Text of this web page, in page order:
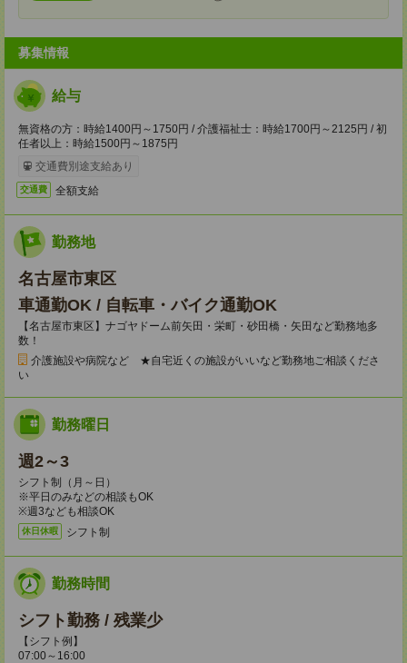
募集情報
給与
無資格の方：時給1400円～1750円 / 介護福祉士：時給1700円～2125円 / 初
任者以上：時給1500円～1875円
交通費別途支給あり
交通費 全額支給
勤務地
名古屋市東区
車通勤OK / 自転車・バイク通勤OK
【名古屋市東区】ナゴヤドーム前矢田・栄町・砂田橋・矢田など勤務地多
数！
介護施設や病院など ★自宅近くの施設がいいなど勤務地ご相談くださ
い
勤務曜日
週2～3
シフト制（月～日）
※平日のみなどの相談もOK
※週3なども相談OK
休日休暇 シフト制
勤務時間
シフト勤務 / 残業少
【シフト例】
07:00～16:00